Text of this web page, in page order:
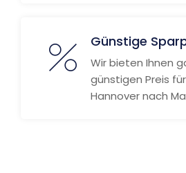
Günstige
Wir bieten Ihnen
günstigen Preis
Hannover nach